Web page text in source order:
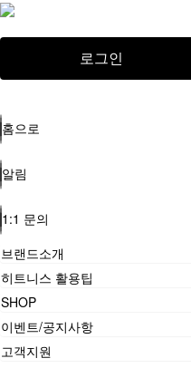
로그인
홈으로
알림
1:1 문의
브랜드소개
히트니스 활용팁
SHOP
이벤트/공지사항
고객지원